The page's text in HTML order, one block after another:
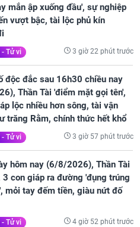
mắn ập xuống đầu', sự nghiệp
vượt bậc, tài lộc phủ kín
- Tử vi 3 giờ 22 phút trước
độc đắc sau 16h30 chiều nay
Thần Tài 'điểm mặt gọi tên',
lộc nhiều hơn sông, tài vận
trăng Rằm, chính thức hết khổ
- Tử vi 3 giờ 57 phút trước
hôm nay (6/8/2026), Thần Tài
3 con giáp ra đường 'đụng trúng
mỏi tay đếm tiền, giàu nứt đố
- Tử vi 4 giờ 52 phút trước